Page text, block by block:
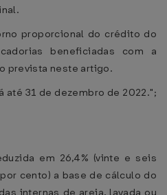
proporcional do crédito do
beneficiadas com a
prevista neste artigo.
até 31 de dezembro de 2022.";
em 26,4% (vinte e seis
cento) a base de cálculo do
internas de areia, lavada ou